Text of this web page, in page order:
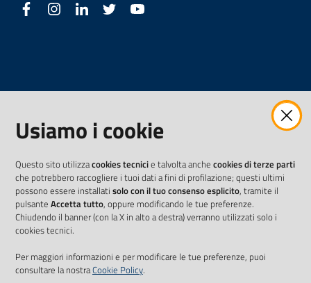
FacebookInstagramLinkedIn Twitter
Usiamo i cookie
Questo sito utilizzacookies tecnicie talvolta anche cookies di terze parti
che potrebbero raccogliere i tuoi dati a fini di profilazione; questi ultimi
possono essere installati solo con il tuo consenso esplicito, tramite il
pulsante Accetta tutto, oppure modificando le tue preferenze.
Chiudendo il banner (con la X in alto a destra) verranno utilizzati solo i
cookies tecnici.
Per maggiori informazioni e per modificare le tue preferenze, puoi
consultare la nostraCookie Policy.